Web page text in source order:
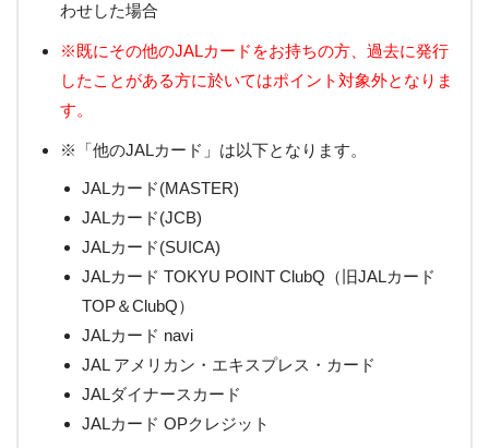
わせした場合
※既にその他のJALカードをお持ちの方、過去に発行
したことがある方に於いてはポイント対象外となりま
す。
※「他のJALカード」は以下となります。
JALカード(MASTER)
JALカード(JCB)
JALカード(SUICA)
JALカード TOKYU POINT ClubQ（旧JALカード
TOP＆ClubQ）
JALカード navi
JAL アメリカン・エキスプレス・カード
JALダイナースカード
JALカード OPクレジット